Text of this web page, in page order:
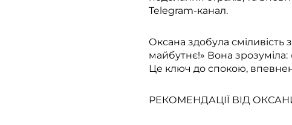
Telegram-канал.
Оксана здобула
майбутнє!» Вона
Це ключ до спокою,
РЕКОМЕНДАЦІЇ ВІД